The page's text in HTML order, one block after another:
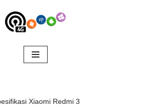
Xiaomi Redmi 3